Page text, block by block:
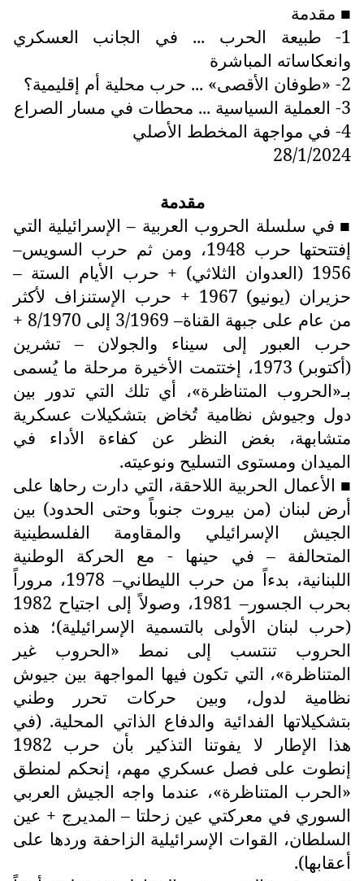
■ مقدمة
1- طبيعة الحرب ... في الجانب العسكري
وانعكاساته المباشرة
2- «طوفان الأقصى» ... حرب محلية أم إقليمية؟
3- العملية السياسية ... محطات في مسار الصراع
4- في مواجهة المخطط الأصلي
28/1/2024
مقدمة
■ في سلسلة الحروب العربية – الإسرائيلية التي
إفتتحتها حرب 1948، ومن ثم حرب السويس–
1956 (العدوان الثلاثي) + حرب الأيام الستة –
حزيران (يونيو) 1967 + حرب الإستنزاف لأكثر
من عام على جبهة القناة– 3/1969 إلى 8/1970 +
حرب العبور إلى سيناء والجولان – تشرين
(أكتوبر) 1973، إختتمت الأخيرة مرحلة ما يُسمى
بـ«الحروب المتناظرة»، أي تلك التي تدور بين
دول وجيوش نظامية تُخاض بتشكيلات عسكرية
متشابهة، بغض النظر عن كفاءة الأداء في
الميدان ومستوى التسليح ونوعيته.
■ الأعمال الحربية اللاحقة، التي دارت رحاها على
أرض لبنان (من بيروت جنوباً وحتى الحدود) بين
الجيش الإسرائيلي والمقاومة الفلسطينية
المتحالفة – في حينها - مع الحركة الوطنية
اللبنانية، بدءاً من حرب الليطاني– 1978، مروراً
بحرب الجسور– 1981، وصولاً إلى اجتياح 1982
(حرب لبنان الأولى بالتسمية الإسرائيلية)؛ هذه
الحروب تنتسب إلى نمط «الحروب غير
المتناظرة»، التي تكون فيها المواجهة بين جيوش
نظامية لدول، وبين حركات تحرر وطني
بتشكيلاتها الفدائية والدفاع الذاتي المحلية. (في
هذا الإطار لا يفوتنا التذكير بأن حرب 1982
إنطوت على فصل عسكري مهم، إنحكم لمنطق
«الحرب المتناظرة»، عندما واجه الجيش العربي
السوري في معركتي عين زحلتا – المديرج + عين
السلطان، القوات الإسرائيلية الزاحفة وردها على
أعقابها).